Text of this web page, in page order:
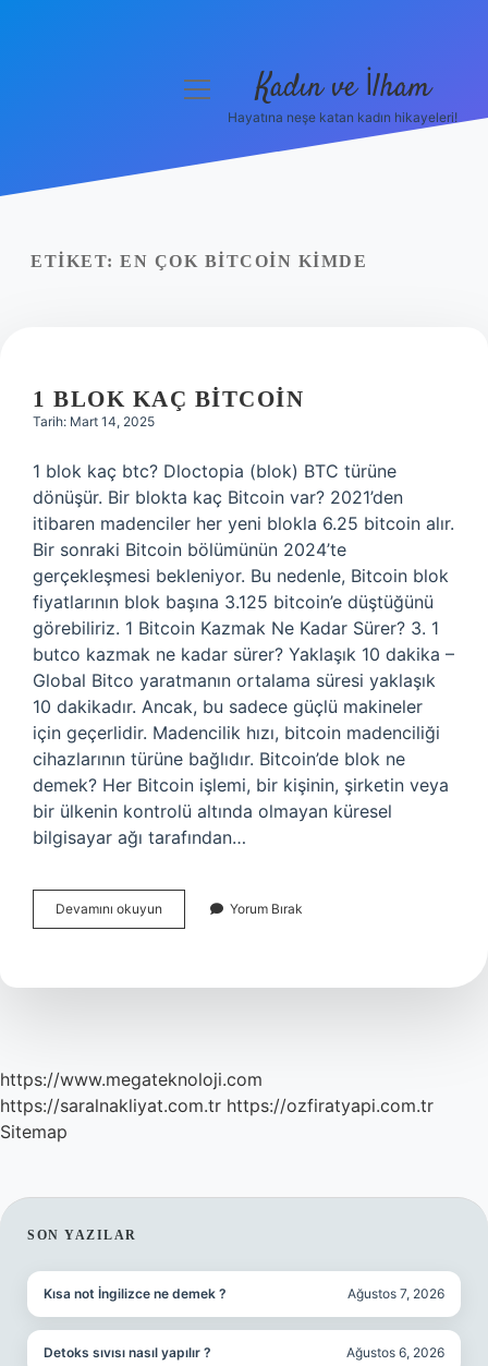
Yasal Uyarı
menüyü
Kadın ve İlham
Hayatına neşe katan kadın hikayeleri!
ETIKET: EN ÇOK BITCOIN KIMDE
1 BLOK KAÇ BITCOIN
Tarih: Mart 14, 2025
1 blok kaç btc? Dloctopia (blok) BTC türüne
dönüşür. Bir blokta kaç Bitcoin var? 2021’den
itibaren madenciler her yeni blokla 6.25 bitcoin alır.
Bir sonraki Bitcoin bölümünün 2024’te
gerçekleşmesi bekleniyor. Bu nedenle, Bitcoin blok
fiyatlarının blok başına 3.125 bitcoin’e düştüğünü
görebiliriz. 1 Bitcoin Kazmak Ne Kadar Sürer? 3. 1
butco kazmak ne kadar sürer? Yaklaşık 10 dakika –
Global Bitco yaratmanın ortalama süresi yaklaşık
10 dakikadır. Ancak, bu sadece güçlü makineler
için geçerlidir. Madencilik hızı, bitcoin madenciliği
cihazlarının türüne bağlıdır. Bitcoin’de blok ne
demek? Her Bitcoin işlemi, bir kişinin, şirketin veya
bir ülkenin kontrolü altında olmayan küresel
bilgisayar ağı tarafından…
Devamını okuyun
Blok
Yorum Bırak
https://www.megateknoloji.com
https://saralnakliyat.com.tr https://ozfiratyapi.com.tr
Sitemap
SIDEBAR
SON YAZILAR
Kısa not İngilizce ne demek ? Ağustos 7, 2026
Detoks sıvısı nasıl yapılır ? Ağustos 6, 2026